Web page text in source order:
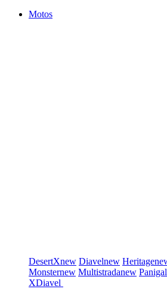
Motos
DesertXnew Diavelnew Heritage
Monsternew Multistradanew
XDiavel